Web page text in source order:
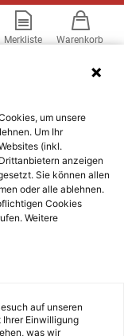
Merkliste Warenkorb
um unsere
Um Ihr
(inkl.
anzeigen
Sie können allen
oder alle ablehnen.
Cookies
Weitere
auf unseren
Ihrer Einwilligung
was wir